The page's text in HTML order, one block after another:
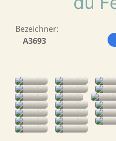
Bezeichner:
A3693